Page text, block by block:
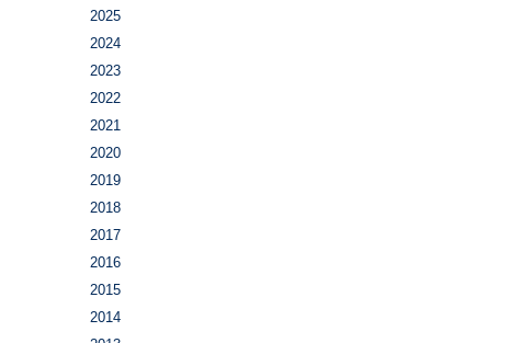
2025
2024
2023
2022
2021
2020
2019
2018
2017
2016
2015
2014